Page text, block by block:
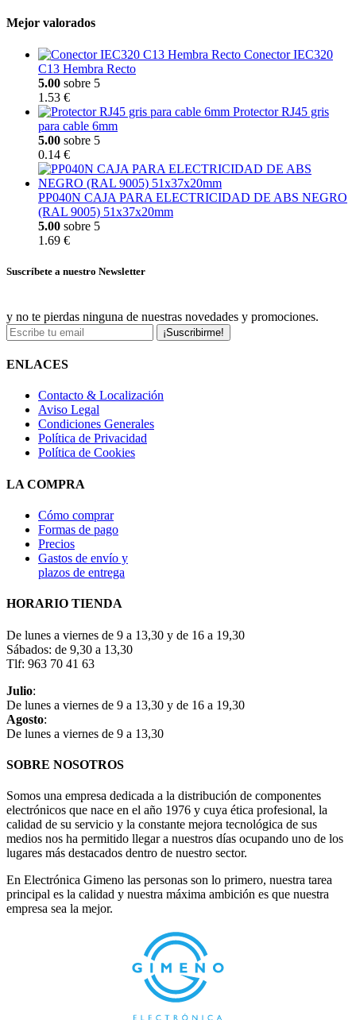
Mejor valorados
Conector IEC320
C13 Hembra Recto
5.00 sobre 5
1.53 €
Protector RJ45 gris
para cable 6mm
5.00 sobre 5
0.14 €
PP040N CAJA PARA ELECTRICIDAD DE ABS NEGRO
(RAL 9005) 51x37x20mm
5.00 sobre 5
1.69 €
Suscríbete a nuestro Newsletter
y no te pierdas ninguna de nuestras novedades y promociones.
¡Suscribirme!
ENLACES
Contacto & Localización
Aviso Legal
Condiciones Generales
Política de Privacidad
Política de Cookies
LA COMPRA
Cómo comprar
Formas de pago
Precios
Gastos de envío y
plazos de entrega
HORARIO TIENDA
De lunes a viernes de 9 a 13,30 y de 16 a 19,30
Sábados: de 9,30 a 13,30
Tlf: 963 70 41 63
Julio:
De lunes a viernes de 9 a 13,30 y de 16 a 19,30
Agosto:
De lunes a viernes de 9 a 13,30
SOBRE NOSOTROS
Somos una empresa dedicada a la distribución de componentes
electrónicos que nace en el año 1976 y cuya ética profesional, la
calidad de su servicio y la constante mejora tecnológica de sus
medios nos ha permitido llegar a nuestros días ocupando uno de los
lugares más destacados dentro de nuestro sector.
En Electrónica Gimeno las personas son lo primero, nuestra tarea
principal es la calidad y nuestra máxima ambición es que nuestra
empresa sea la mejor.